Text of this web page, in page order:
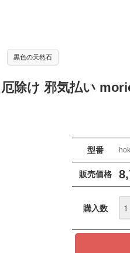
黒色の天然石
除け 邪気払い
型番
販売価格
購入数